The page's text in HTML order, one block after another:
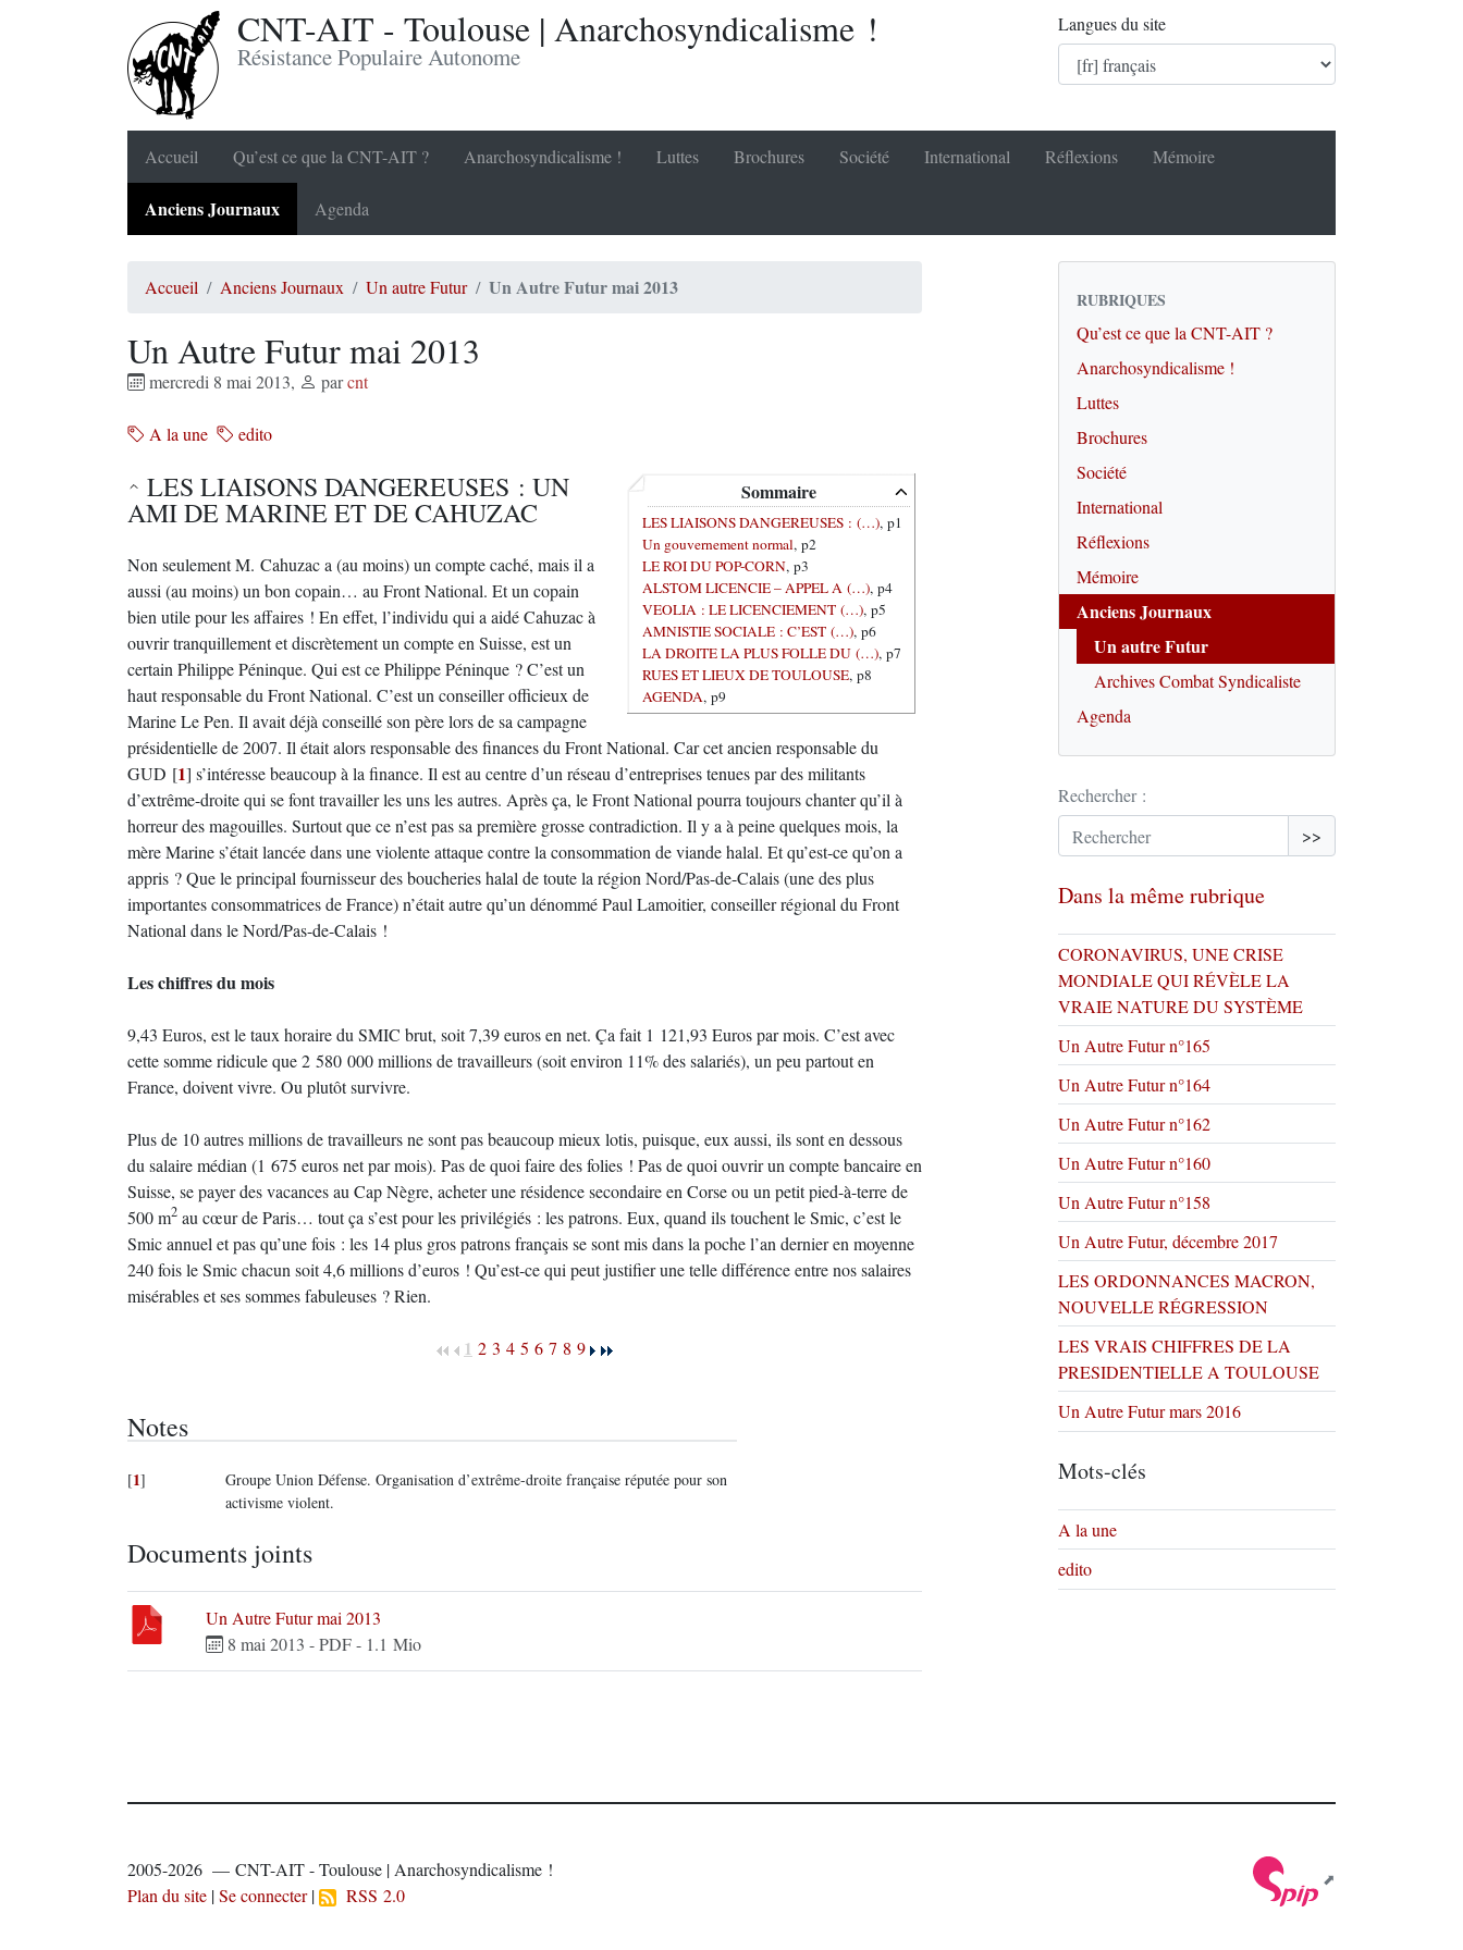
CNT-AIT - Toulouse | Anarchosyndicalisme !
Résistance Populaire Autonome
Langues du site
Accueil Qu’est ce que la CNT-AIT ? Anarchosyndicalisme ! Luttes Brochures Société International Réflexions Mémoire
Anciens Journaux Agenda
Accueil Anciens Journaux Un autre Futur Un Autre Futur mai 2013
Un Autre Futur mai 2013
mercredi 8 mai 2013, parcnt
A la une edito
Sommaire
LES LIAISONS DANGEREUSES : (…), p1
Un gouvernement normal, p2
LE ROI DU POP-CORN, p3
ALSTOM LICENCIE – APPEL A (…), p4
VEOLIA : LE LICENCIEMENT (…), p5
AMNISTIE SOCIALE : C’EST (…), p6
LA DROITE LA PLUS FOLLE DU (…), p7
RUES ET LIEUX DE TOULOUSE, p8
AGENDA, p9
LES LIAISONS DANGEREUSES : UN
AMI DE MARINE ET DE CAHUZAC
Non seulement M. Cahuzac a (au moins) un compte caché, mais il a
aussi (au moins) un bon copain… au Front National. Et un copain
bien utile pour les affaires ! En effet, l’individu qui a aidé Cahuzac à
ouvrir tranquillement et discrètement un compte en Suisse, est un
certain Philippe Péninque. Qui est ce Philippe Péninque ? C’est un
haut responsable du Front National. C’est un conseiller officieux de
Marine Le Pen. Il avait déjà conseillé son père lors de sa campagne
présidentielle de 2007. Il était alors responsable des finances du Front National. Car cet ancien responsable du
GUD [1] s’intéresse beaucoup à la finance. Il est au centre d’un réseau d’entreprises tenues par des militants
d’extrême-droite qui se font travailler les uns les autres. Après ça, le Front National pourra toujours chanter qu’il à
horreur des magouilles. Surtout que ce n’est pas sa première grosse contradiction. Il y a à peine quelques mois, la
mère Marine s’était lancée dans une violente attaque contre la consommation de viande halal. Et qu’est-ce qu’on a
appris ? Que le principal fournisseur des boucheries halal de toute la région Nord/Pas-de-Calais (une des plus
importantes consommatrices de France) n’était autre qu’un dénommé Paul Lamoitier, conseiller régional du Front
National dans le Nord/Pas-de-Calais !
Les chiffres du mois
9,43 Euros, est le taux horaire du SMIC brut, soit 7,39 euros en net. Ça fait 1 121,93 Euros par mois. C’est avec
cette somme ridicule que 2 580 000 millions de travailleurs (soit environ 11% des salariés), un peu partout en
France, doivent vivre. Ou plutôt survivre.
Plus de 10 autres millions de travailleurs ne sont pas beaucoup mieux lotis, puisque, eux aussi, ils sont en dessous
du salaire médian (1 675 euros net par mois). Pas de quoi faire des folies ! Pas de quoi ouvrir un compte bancaire en
Suisse, se payer des vacances au Cap Nègre, acheter une résidence secondaire en Corse ou un petit pied-à-terre de
500 m2 au cœur de Paris… tout ça s’est pour les privilégiés : les patrons. Eux, quand ils touchent le Smic, c’est le
Smic annuel et pas qu’une fois : les 14 plus gros patrons français se sont mis dans la poche l’an dernier en moyenne
240 fois le Smic chacun soit 4,6 millions d’euros ! Qu’est-ce qui peut justifier une telle différence entre nos salaires
misérables et ses sommes fabuleuses ? Rien.
1 2 3 4 5 6 7 8 9
Notes
[1]
Groupe Union Défense. Organisation d’extrême-droite française réputée pour son
activisme violent.
Documents joints
Un Autre Futur mai 2013
8 mai 2013 -PDF- 1.1 Mio
RUBRIQUES
Qu’est ce que la CNT-AIT ?
Anarchosyndicalisme !
Luttes
Brochures
Société
International
Réflexions
Mémoire
Anciens Journaux
Un autre Futur
Archives Combat Syndicaliste
Agenda
Rechercher :
>>
Dans la même rubrique
CORONAVIRUS, UNE CRISE
MONDIALE QUI RÉVÈLE LA
VRAIE NATURE DU SYSTÈME
Un Autre Futur n°165
Un Autre Futur n°164
Un Autre Futur n°162
Un Autre Futur n°160
Un Autre Futur n°158
Un Autre Futur, décembre 2017
LES ORDONNANCES MACRON,
NOUVELLE RÉGRESSION
LES VRAIS CHIFFRES DE LA
PRESIDENTIELLE A TOULOUSE
Un Autre Futur mars 2016
Mots-clés
A la une
edito
2005-2026 — CNT-AIT - Toulouse | Anarchosyndicalisme !
Plan du site |Se connecter| RSS 2.0